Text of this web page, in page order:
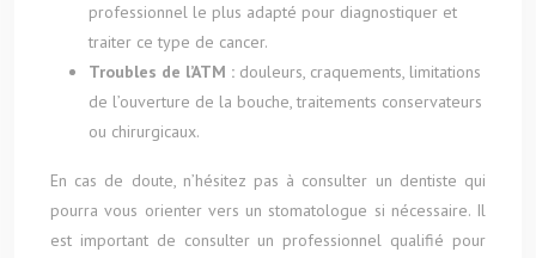
professionnel le plus adapté pour diagnostiquer et
traiter ce type de cancer.
Troubles de l’ATM : douleurs, craquements, limitations
de l’ouverture de la bouche, traitements conservateurs
ou chirurgicaux.
En cas de doute, n’hésitez pas à consulter un dentiste qui
pourra vous orienter vers un stomatologue si nécessaire. Il
est important de consulter un professionnel qualifié pour